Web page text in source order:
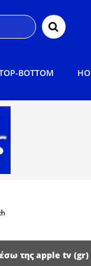
BOTTOM
της apple tv (gr)